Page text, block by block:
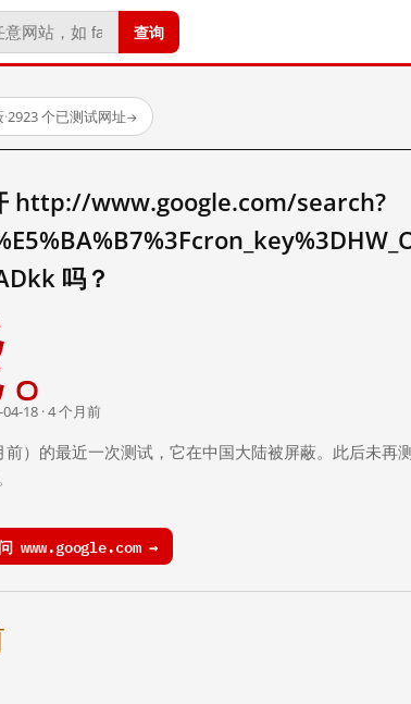
查询
·2923 个已测试网址→
http://www.google.com/search?
吗？
18 · 4 个月前
）的最近一次测试，它在中国大陆被屏蔽。此后未再
www.google.com →